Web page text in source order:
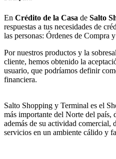
En Crédito de la Casa de Salto
respuestas a tus necesidades de
las personas: Órdenes de Compra
Por nuestros productos y la
cliente, hemos obtenido la
usuario, que podríamos definir
financiera.
Salto Shopping y Terminal es el
más importante del Norte del país,
además de su actividad comercial,
servicios en un ambiente cálido y